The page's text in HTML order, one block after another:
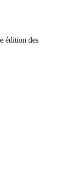
édition des